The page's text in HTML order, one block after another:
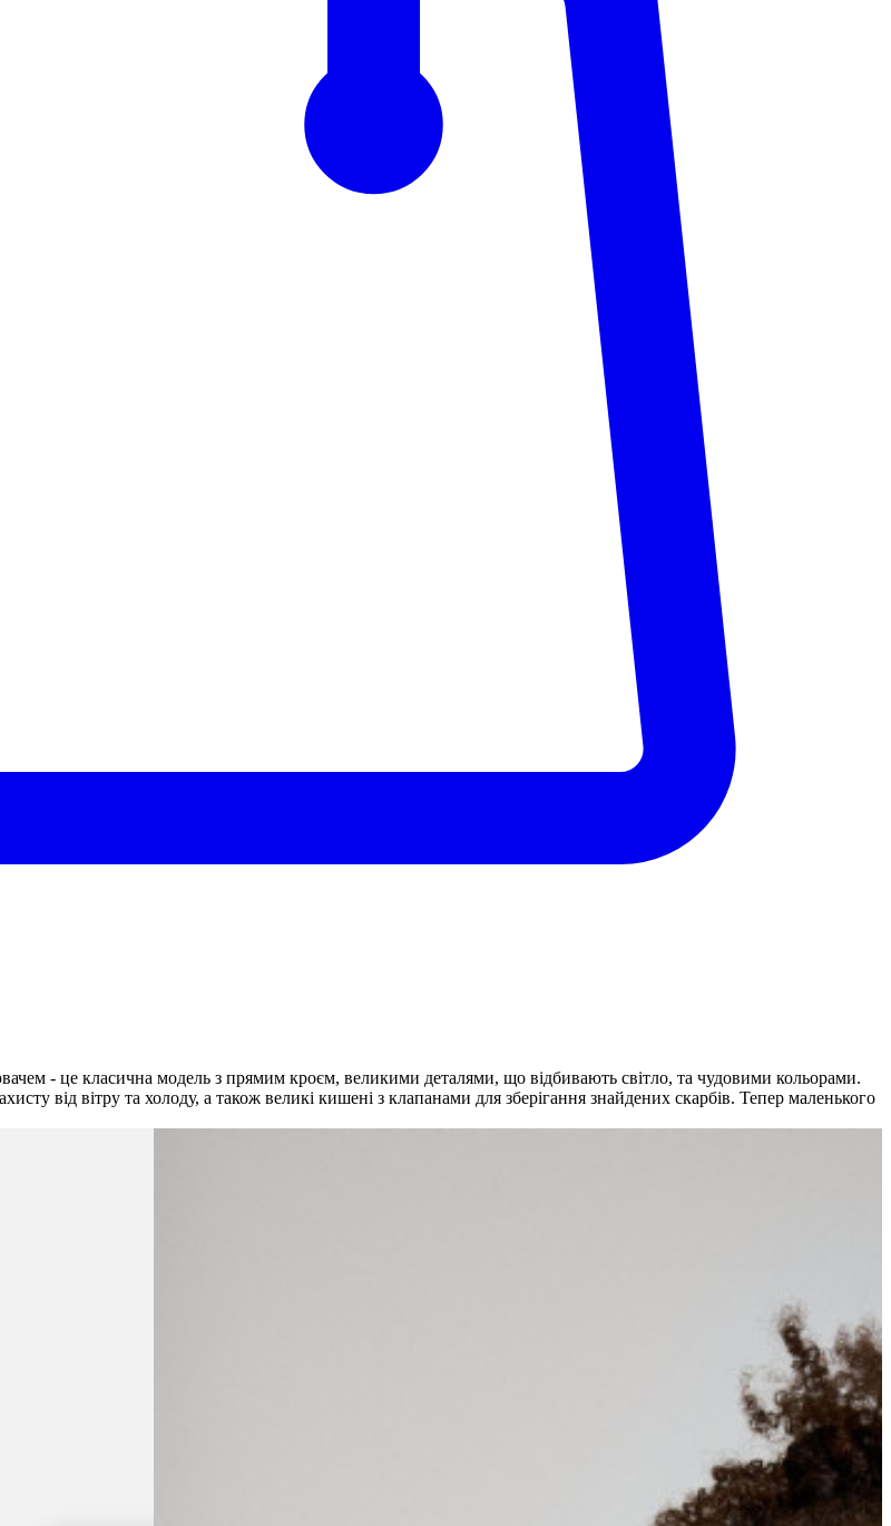
- це класична модель з прямим кроєм, великими деталями, що відбивають світло, та чудовими кольорами.
від вітру та холоду, а також великі кишені з клапанами для зберігання знайдених скарбів. Тепер маленького